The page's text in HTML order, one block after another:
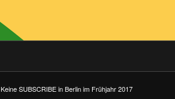
Keine SUBSCRIBE in Berlin im Frühjahr 2017